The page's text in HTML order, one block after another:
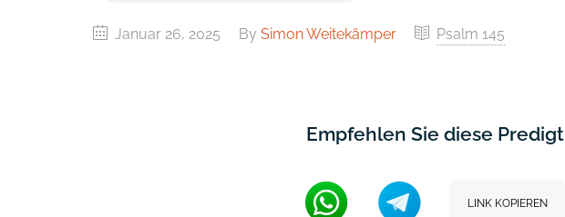
Januar 26, 2025 By Simon Weitekämper Psalm 145
Empfehlen Sie diese Predigt
LINK KOPIEREN